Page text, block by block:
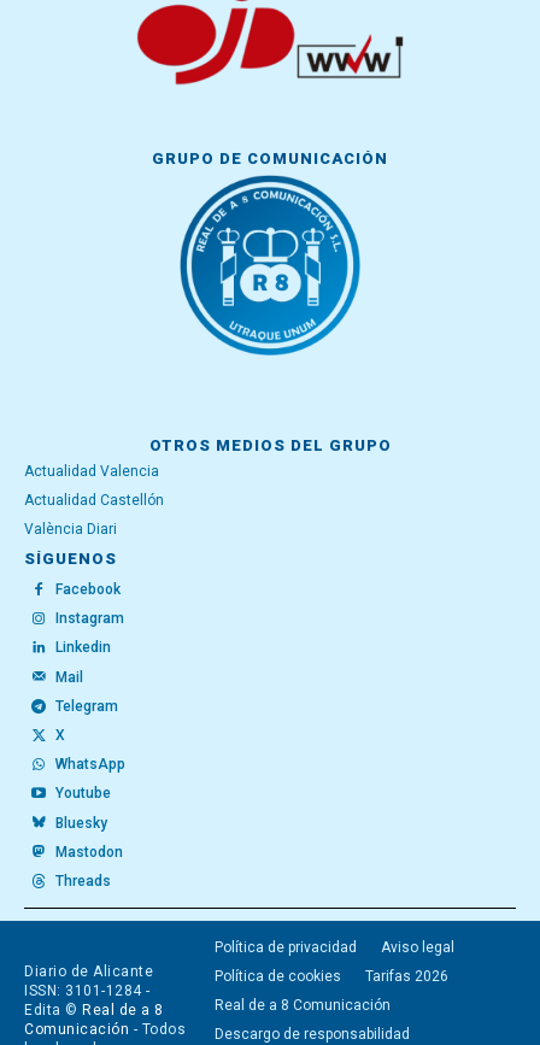
GRUPO DE COMUNICACIÓN
OTROS MEDIOS DEL GRUPO
Actualidad Valencia
Actualidad Castellón
València Diari
SÍGUENOS
Facebook
Instagram
Linkedin
Mail
Telegram
X
WhatsApp
Youtube
Bluesky
Mastodon
Threads
Diario de Alicante
ISSN: 3101-1284 -
Edita © Real de a 8
Comunicación - Todos
Política de privacidad
Aviso legal
Política de cookies
Tarifas 2026
Real de a 8 Comunicación
Descargo de responsabilidad